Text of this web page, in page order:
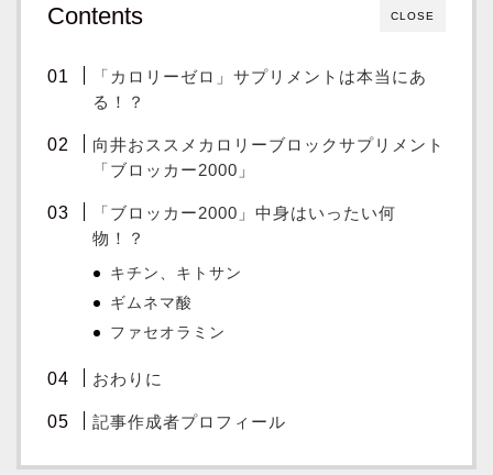
CLOSE
Contents
「カロリーゼロ」サプリメントは本当にあ
る！？
向井おススメカロリーブロックサプリメント
「ブロッカー2000」
「ブロッカー2000」中身はいったい何
物！？
キチン、キトサン
ギムネマ酸
ファセオラミン
おわりに
記事作成者プロフィール